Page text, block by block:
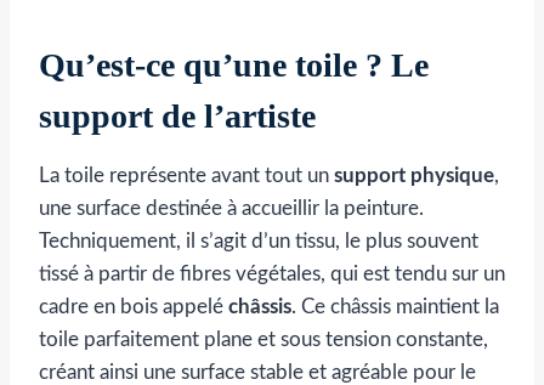
Qu’est-ce qu’une toile ? Le
support de l’artiste
La toile représente avant tout un support physique,
une surface destinée à accueillir la peinture.
Techniquement, il s’agit d’un tissu, le plus souvent
tissé à partir de fibres végétales, qui est tendu sur un
cadre en bois appelé châssis. Ce châssis maintient la
toile parfaitement plane et sous tension constante,
créant ainsi une surface stable et agréable pour le